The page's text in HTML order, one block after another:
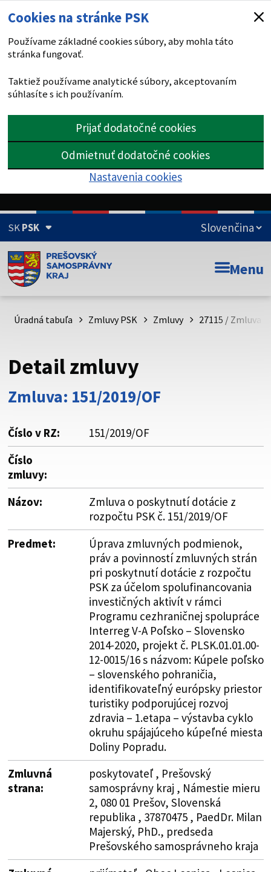
Cookies na stránke PSK
Používame základné cookies súbory, aby mohla táto
stránka fungovať.
Taktiež používame analytické súbory, akceptovaním
súhlasíte s ich používaním.
Prijať dodatočné cookies
Odmietnuť dodatočné cookies
Nastavenia cookies
SKPSK
Doména psk.sk je oficiálna
Toto je oficiálna webová stránka Prešovského
psk.sk.
Buďte pozorní a vždy sa uistite, že zdieľate informácie iba
cez zabezpečenú webovú stránku. Zabezpečená stránka
vždy začína https:// pred názvom domény webového sídla.
Menu
Úradná tabuľa Zmluvy PSK Zmluvy 27115 / Zmluva
Detail zmluvy
Zmluva: 151/2019/OF
Číslo v RZ:
151/2019/OF
Číslo
zmluvy:
Názov:
Zmluva o poskytnutí dotácie z
rozpočtu PSK č. 151/2019/OF
Predmet:
Úprava zmluvných podmienok,
práv a povinností zmluvných strán
pri poskytnutí dotácie z rozpočtu
PSK za účelom spolufinancovania
investičných aktivít v rámci
Programu cezhraničnej spolupráce
Interreg V-A Poľsko – Slovensko
2014-2020, projekt č. PLSK.01.01.00-
12-0015/16 s názvom: Kúpele poľsko
– slovenského pohraničia,
identifikovateľný európsky priestor
turistiky podporujúcej rozvoj
zdravia – 1.etapa – výstavba cyklo
okruhu spájajúceho kúpeľné miesta
Doliny Popradu.
Zmluvná
strana:
poskytovateľ , Prešovský
samosprávny kraj , Námestie mieru
2, 080 01 Prešov, Slovenská
republika , 37870475 , PaedDr. Milan
Majerský, PhD., predseda
Prešovského samosprávneho kraja